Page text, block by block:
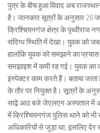
पुत्र के बीच हुआ विवाद अब
है। जानकार सूत्रों के अनुसार 26
क्रिश्चियनगंज क्षेत्र के पृथ्वीराज
संदिग्ध स्थिति में देखा। युवक को
हालांकि युवक को समझाने का
समझाइश में कमी रह गई। युवक का
इंस्पेक्टर काम करते हैं। बताया
के तौर पर नियुक्त है। सूत्रों के
साढ़े आठ बजे जेएलएन अस्पताल में
में क्रिश्चियनगंज पुलिस थाने को भी
अधिकारियों से जुड़ा था, इसलिए